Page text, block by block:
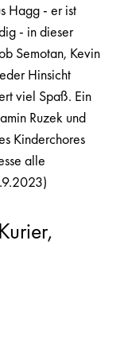
Hagg - er ist
- in dieser
Semotan, Kevin
Hinsicht
viel Spaß. Ein
Ruzek und
Kinderchores
alle